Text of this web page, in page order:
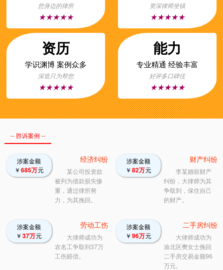
您身边的律所
★★★★★
资深律师坐镇
★★★★★
资历
学识渊博 案例众多
深造只为帮您
★★★★★
能力
专业精通 经验丰富
好评多口碑佳
★★★★★
-- 胜诉案例 --
涉案金额
￥ 685万元
经济纠纷
某公司投资款
被列为借款损失惨
重，通过律所努
力，为其挽回。
涉案金额
￥ 82万元
财产纠纷
李某婚前财产
纠纷，大律师为其
争取到，保住自己
的财产。
涉案金额
￥ 37万元
劳动工伤
大律师成功为
农名工争取到37万
工伤赔偿。
涉案金额
￥ 96万元
二手房纠纷
大律师成功为
渝北区樊女士挽回
二手房交易金额96
万元。